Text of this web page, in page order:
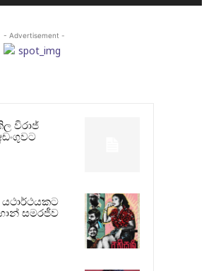
- Advertisement -
විරාජ්
සමරජීව